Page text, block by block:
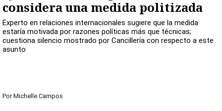
considera una medida politizada
Experto en relaciones internacionales sugiere que la medida
estaría motivada por razones políticas más que técnicas;
cuestiona silencio mostrado por Cancillería con respecto a este
asunto
Por Michelle Campos